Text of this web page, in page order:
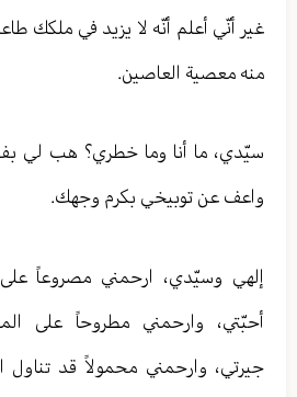
غير أنّي أعلم أنّه لا يزيد في ملكك
منه معصية العاصين.
سيّدي، ما أنا وما خطري؟ هب لي
واعف عن توبيخي بكرم وجهك.
إلهي وسيّدي، ارحمني مصروعاً
أحبّتي، وارحمني مطروحاً على
جيرتي، وارحمني محمولاً قد تناول